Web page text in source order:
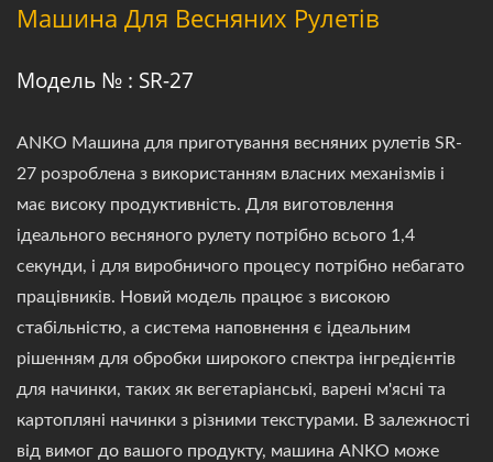
Машина Для Весняних Рулетів
Модель № : SR-27
ANKO Машина для приготування весняних рулетів SR-
27 розроблена з використанням власних механізмів і
має високу продуктивність. Для виготовлення
ідеального весняного рулету потрібно всього 1,4
секунди, і для виробничого процесу потрібно небагато
працівників. Новий модель працює з високою
стабільністю, а система наповнення є ідеальним
рішенням для обробки широкого спектра інгредієнтів
для начинки, таких як вегетаріанські, варені м'ясні та
картопляні начинки з різними текстурами. В залежності
від вимог до вашого продукту, машина ANKO може